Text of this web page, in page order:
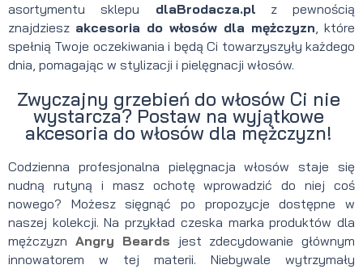
asortymentu sklepu dlaBrodacza.pl z pewnością
znajdziesz akcesoria do włosów dla mężczyzn, które
spełnią Twoje oczekiwania i będą Ci towarzyszyły każdego
dnia, pomagając w stylizacji i pielęgnacji włosów.
Zwyczajny grzebień do włosów Ci nie
wystarcza? Postaw na wyjątkowe
akcesoria do włosów dla mężczyzn!
Codzienna profesjonalna pielęgnacja włosów staje się
nudną rutyną i masz ochotę wprowadzić do niej coś
nowego? Możesz sięgnąć po propozycje dostępne w
naszej kolekcji. Na przykład czeska marka produktów dla
mężczyzn Angry Beards jest zdecydowanie głównym
innowatorem w tej materii. Niebywale wytrzymały